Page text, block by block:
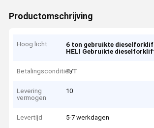
Productomschrijving
Hoog licht 6 ton gebruikte
HELI Gebruikte
Betalingscondities
T/T
Levering
vermogen
10
Levertijd 5-7 werkdagen